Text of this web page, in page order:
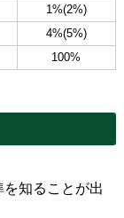
1%(2%)
4%(5%)
100%
知ることが出